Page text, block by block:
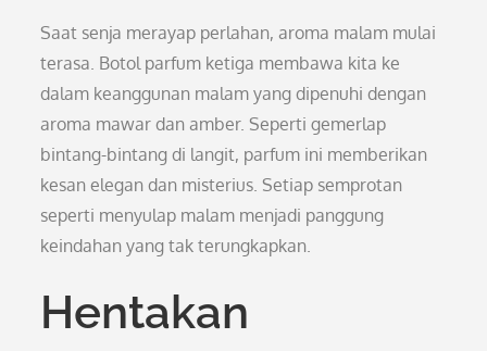
Saat senja merayap perlahan, aroma malam mulai
terasa. Botol parfum ketiga membawa kita ke
dalam keanggunan malam yang dipenuhi dengan
aroma mawar dan amber. Seperti gemerlap
bintang-bintang di langit, parfum ini memberikan
kesan elegan dan misterius. Setiap semprotan
seperti menyulap malam menjadi panggung
keindahan yang tak terungkapkan.
Hentakan